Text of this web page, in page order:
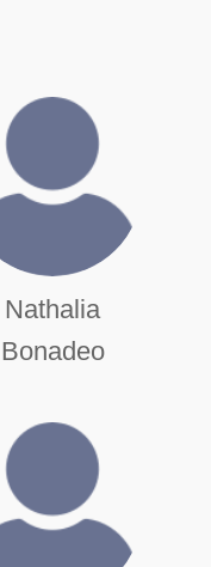
Nathalia
Bonadeo